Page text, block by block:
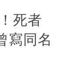
金延續愛
「恐遇黑潮
強度維持
死者
同名